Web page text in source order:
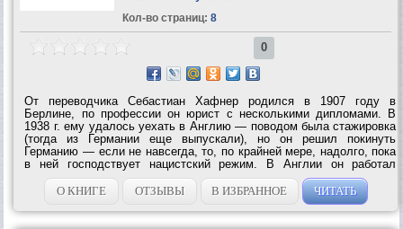
Кол-во страниц: 8
0
От переводчика Себастиан Хафнер родился в 1907 году в
Берлине, по профессии он юрист с несколькими дипломами. В
1938 г. ему удалось уехать в Англию — поводом была стажировка
(тогда из Германии еще выпускали), но он решил покинуть
Германию — если не навсегда, то, по крайней мере, надолго, пока
в ней господствует нацистский режим. В Англии он работал
журналистом, печатался в еженедельнике “Обсервер”. В
Германию вернулся в 1954 году; писал...
О КНИГЕ ОТЗЫВЫ В ИЗБРАННОЕ ЧИТАТЬ